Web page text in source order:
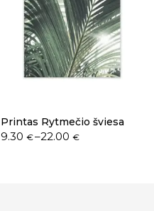
Printas Rytmečio šviesa
9.30 €–22.00 €